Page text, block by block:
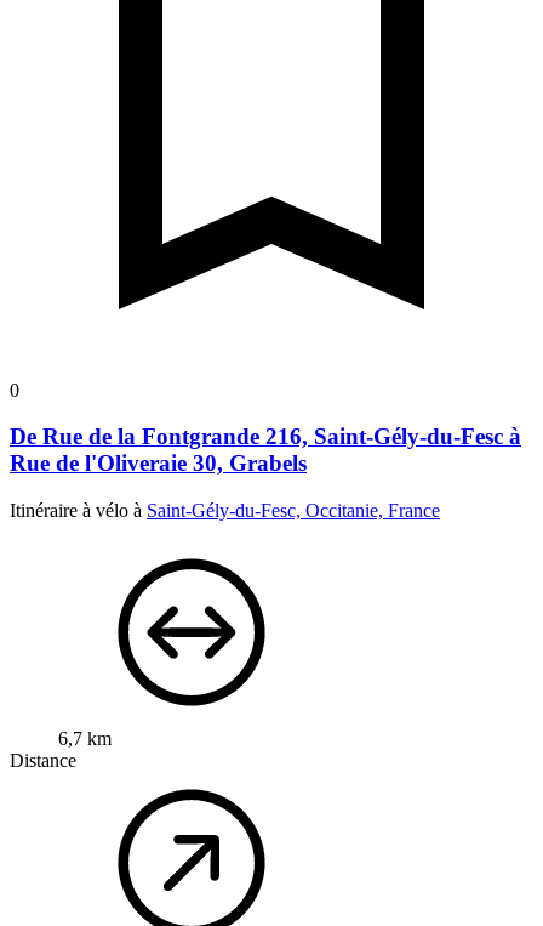
0
De Rue de la Fontgrande 216, Saint-Gély-du-Fesc à
Rue de l'Oliveraie 30, Grabels
Itinéraire à vélo à Saint-Gély-du-Fesc, Occitanie, France
6,7 km
Distance